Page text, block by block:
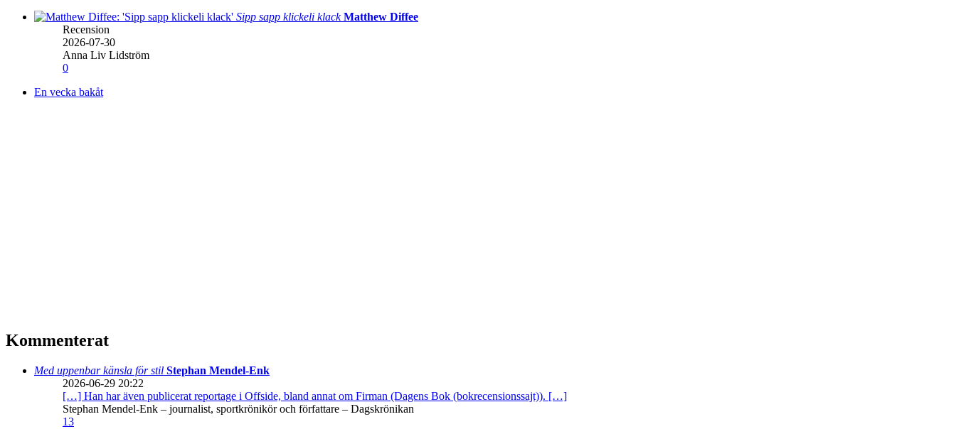
Sipp sapp klickeli klack Matthew Diffee
Recension
2026-07-30
Anna Liv Lidström
0
En vecka bakåt
Kommenterat
Med uppenbar känsla för stil Stephan Mendel-Enk
2026-06-29 20:22
[…] Han har även publicerat reportage i Offside, bland annat om Firman (Dagens Bok (bokrecensionssajt)). […]
Stephan Mendel-Enk – journalist, sportkrönikör och författare – Dagskrönikan
13